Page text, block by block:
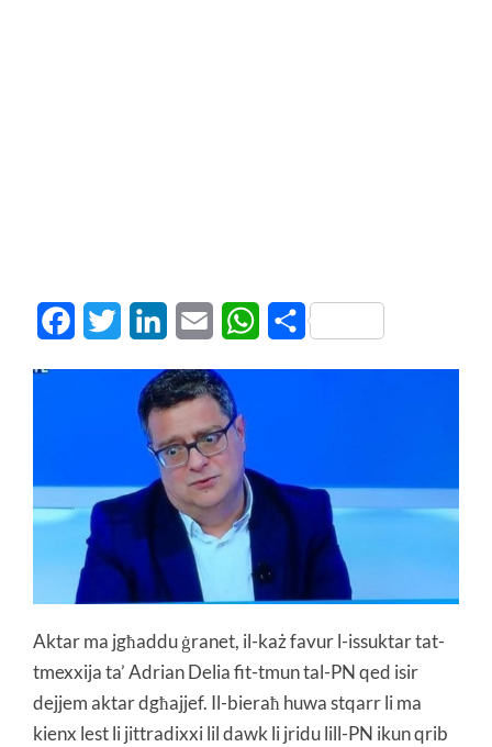
FacebookTwitter LinkedInEmail WhatsApp
Share
Aktar ma jgħaddu ġranet, il-każ favur l-issuktar tat-
tmexxija ta’ Adrian Delia fit-tmun tal-PN qed isir
dejjem aktar dgħajjef. Il-bieraħ huwa stqarr li ma
kienx lest li jittradixxi lil dawk li jridu lill-PN ikun qrib